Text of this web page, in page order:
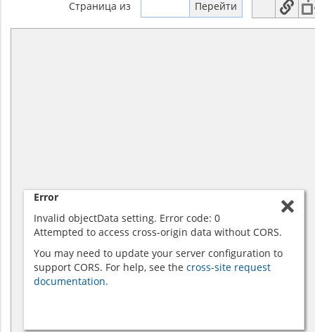
Страница из
Error
Invalid objectData setting. Error code: 0
Attempted to access cross-origin data without CORS.
You may need to update your server configuration to
support CORS. For help, see the cross-site request
documentation.